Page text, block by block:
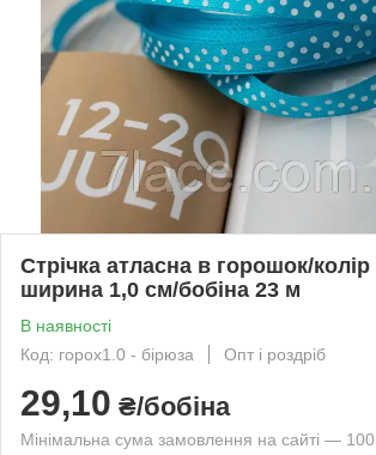
Стрічка атласна в горошок/
ширина 1,0 см/бобіна 23 м
В наявності
Код: горох1.0 - бірюза
Опт і роздріб
29,10 ₴/бобіна
Мінімальна сума замовлення на сайті —